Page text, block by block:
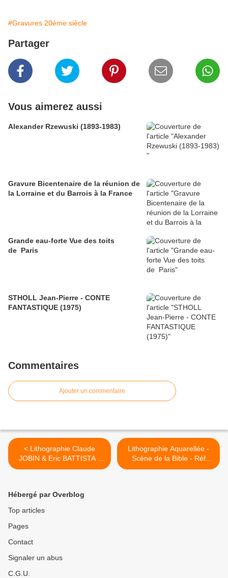
#Gravures 20ème siècle
Partager
Vous aimerez aussi
Alexander Rzewuski (1893-1983)
Gravure Bicentenaire de la réunion de
la Lorraine et du Barrois à la France
Grande eau-forte Vue des toits
de Paris
STHOLL Jean-Pierre - CONTE
FANTASTIQUE (1975)
Commentaires
Ajouter un commentaire
< Lithographie Claude
JOBIN & Eric BATTISTA -
Réf 32208
Lithographie Aquarellée -
Scène de la Bible - Réf
22471 >
Hébergé par Overblog
Top articles
Pages
Contact
Signaler un abus
C.G.U.